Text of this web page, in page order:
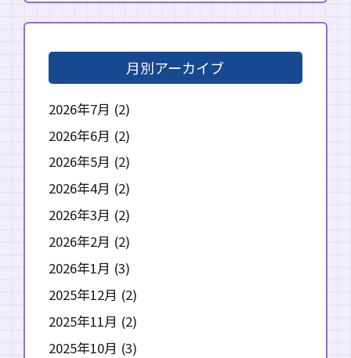
月別アーカイブ
2026年7月 (2)
2026年6月 (2)
2026年5月 (2)
2026年4月 (2)
2026年3月 (2)
2026年2月 (2)
2026年1月 (3)
2025年12月 (2)
2025年11月 (2)
2025年10月 (3)